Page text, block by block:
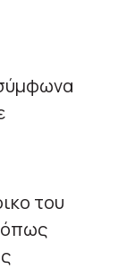
του
όπως